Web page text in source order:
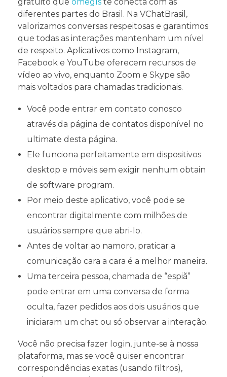
diferentes partes do Brasil. Na VChatBrasil,
valorizamos conversas respeitosas e garantimos
que todas as interações mantenham um nível
de respeito. Aplicativos como Instagram,
Facebook e YouTube oferecem recursos de
vídeo ao vivo, enquanto Zoom e Skype são
mais voltados para chamadas tradicionais.
Você pode entrar em contato conosco
através da página de contatos disponível no
ultimate desta página.
Ele funciona perfeitamente em dispositivos
desktop e móveis sem exigir nenhum obtain
de software program.
Por meio deste aplicativo, você pode se
encontrar digitalmente com milhões de
usuários sempre que abri-lo.
Antes de voltar ao namoro, praticar a
comunicação cara a cara é a melhor maneira.
Uma terceira pessoa, chamada de “espiã”
pode entrar em uma conversa de forma
oculta, fazer pedidos aos dois usuários que
iniciaram um chat ou só observar a interação.
Você não precisa fazer login, junte-se à nossa
plataforma, mas se você quiser encontrar
correspondências exatas (usando filtros),